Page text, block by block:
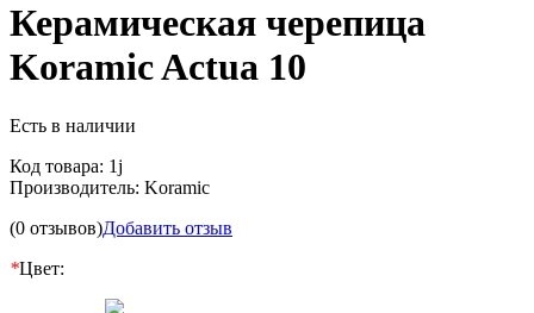
Керамическая черепица
Koramic Actua 10
Есть в наличии
Код товара: 1j
Производитель: Koramic
(0 отзывов)Добавить отзыв
*Цвет: